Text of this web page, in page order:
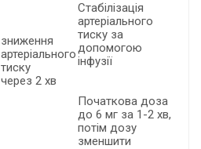
зниження
артеріального
тиску
через 2 хв
Стабілізація
артеріального
тиску за
допомогою
інфузії
Початкова доза
до 6 мг за 1-2 хв,
потім дозу
зменшити